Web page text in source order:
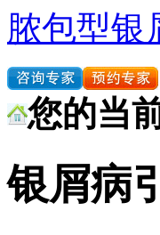
脓包型银
您的当
银屑病